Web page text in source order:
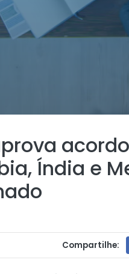
Índia e
Compartilhe: